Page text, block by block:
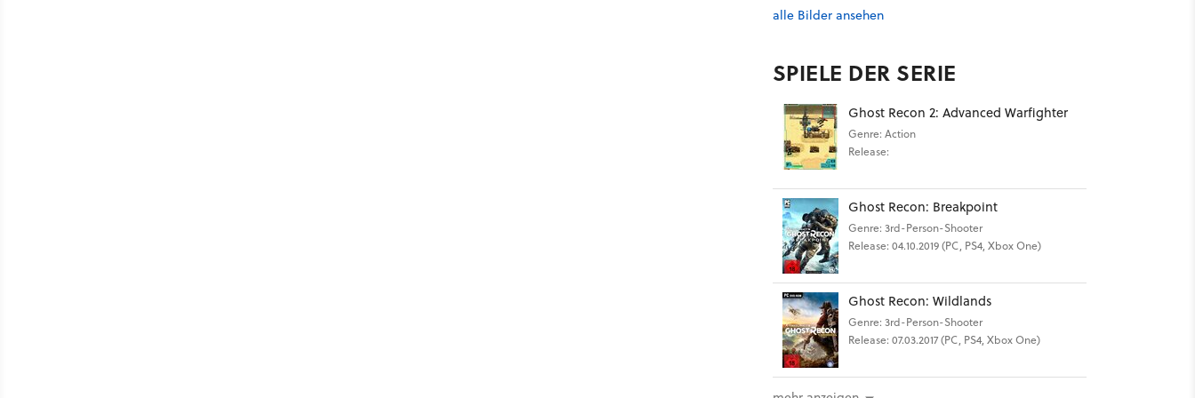
alle Bilder ansehen
SPIELE DER SERIE
Ghost Recon 2: Advanced Warfighter
Genre: Action
Release:
Ghost Recon: Breakpoint
Genre: 3rd-Person-Shooter
Release: 04.10.2019 (PC, PS4, Xbox One)
Ghost Recon: Wildlands
Genre: 3rd-Person-Shooter
Release: 07.03.2017 (PC, PS4, Xbox One)